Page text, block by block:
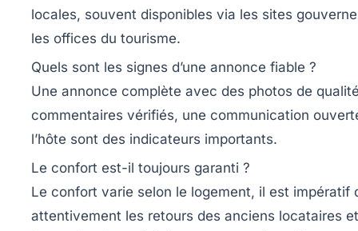
locales, souvent disponibles via les sites
les offices du tourisme.
Quels sont les signes d’une annonce fiable ?
Une annonce complète avec des photos de
commentaires vérifiés, une communication
l’hôte sont des indicateurs importants.
Le confort est-il toujours garanti ?
Le confort varie selon le logement, il est impératif
attentivement les retours des anciens locataires